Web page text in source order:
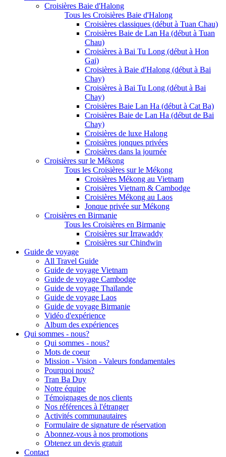
Croisières Baie d'Halong
Tous les Croisières Baie d'Halong
Croisières classiques (début à Tuan Chau)
Croisières Baie de Lan Ha (début à Tuan
Chau)
Croisières à Bai Tu Long (début à Hon
Gai)
Croisières à Baie d'Halong (début à Bai
Chay)
Croisières à Bai Tu Long (début à Bai
Chay)
Croisières Baie Lan Ha (début à Cat Ba)
Croisières Baie de Lan Ha (début de Bai
Chay)
Croisières de luxe Halong
Croisières jonques privées
Croisières dans la journée
Croisières sur le Mékong
Tous les Croisières sur le Mékong
Croisières Mékong au Vietnam
Croisières Vietnam & Cambodge
Croisières Mékong au Laos
Jonque privée sur Mékong
Croisières en Birmanie
Tous les Croisières en Birmanie
Croisières sur Irrawaddy
Croisières sur Chindwin
Guide de voyage
All Travel Guide
Guide de voyage Vietnam
Guide de voyage Cambodge
Guide de voyage Thaïlande
Guide de voyage Laos
Guide de voyage Birmanie
Vidéo d'expérience
Album des expériences
Qui sommes - nous?
Qui sommes - nous?
Mots de coeur
Mission - Vision - Valeurs fondamentales
Pourquoi nous?
Tran Ba Duy
Notre équipe
Témoignages de nos clients
Nos références à l'étranger
Activités communautaires
Formulaire de signature de réservation
Abonnez-vous à nos promotions
Obtenez un devis gratuit
Contact